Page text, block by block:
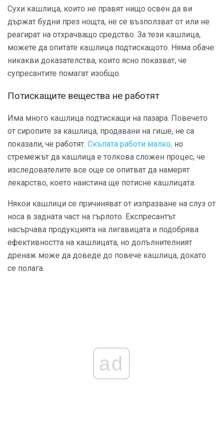
Сухи кашлица, които не правят нищо освен да ви
държат будни през нощта, не се възползват от или не
реагират на отхрачващо средство. За тези кашлица,
можете да опитате кашлица подтискащото. Няма обаче
никакви доказателства, които ясно показват, че
супресантите помагат изобщо.
Потискащите вещества не работят
Има много кашлица подтискащи на пазара. Повечето
от сиропите за кашлица, продавани на гише, не са
показали, че работят. Скъпата работи малко, но
стремежът да кашлица е толкова сложен процес, че
изследователите все още се опитват да намерят
лекарство, което наистина ще потисне кашлицата.
Някои кашлици се причиняват от изпразване на слуз от
носа в задната част на гърлото. Експресантът
насърчава продукцията на лигавицата и подобрява
ефективността на кашлицата, но допълнителният
дренаж може да доведе до повече кашлица, докато
се полага.
ad